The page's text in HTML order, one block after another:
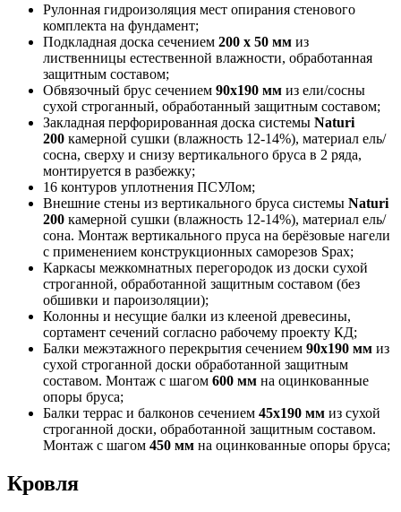
Рулонная гидроизоляция мест опирания стенового
комплекта на фундамент;
Подкладная доска сечением 200 х 50 мм из
лиственницы естественной влажности, обработанная
защитным составом;
Обвязочный брус сечением 90х190 мм из ели/сосны
сухой строганный, обработанный защитным составом;
Закладная перфорированная доска системы Naturi
200 камерной сушки (влажность 12-14%), материал ель/
сосна, сверху и снизу вертикального бруса в 2 ряда,
монтируется в разбежку;
16 контуров уплотнения ПСУЛом;
Внешние стены из вертикального бруса системы Naturi
200 камерной сушки (влажность 12-14%), материал ель/
сона. Монтаж вертикального пруса на берёзовые нагели
с применением конструкционных саморезов Spax;
Каркасы межкомнатных перегородок из доски сухой
строганной, обработанной защитным составом (без
обшивки и пароизоляции);
Колонны и несущие балки из клееной древесины,
сортамент сечений согласно рабочему проекту КД;
Балки межэтажного перекрытия сечением 90х190 мм из
сухой строганной доски обработанной защитным
составом. Монтаж с шагом 600 мм на оцинкованные
опоры бруса;
Балки террас и балконов сечением 45х190 мм из сухой
строганной доски, обработанной защитным составом.
Монтаж с шагом 450 мм на оцинкованные опоры бруса;
Кровля